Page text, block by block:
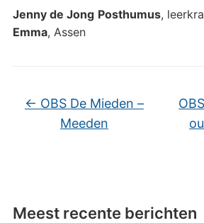
Jenny de Jong Posthumus,
Emma, Assen
← OBS De Mieden –
Meeden
Meest recente berichten